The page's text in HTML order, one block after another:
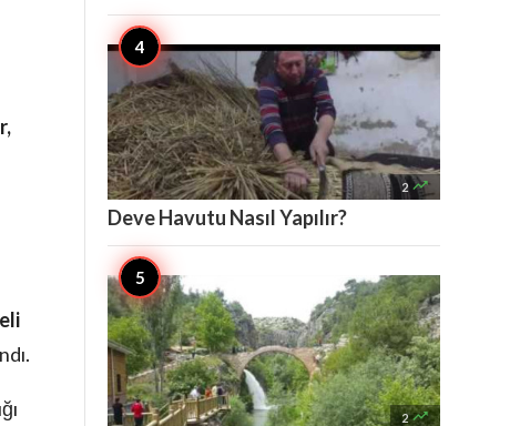
2 
Deve Havutu Nasıl Yapılır?
2 